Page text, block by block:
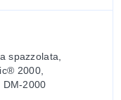
spazzolata,
2000,
2000